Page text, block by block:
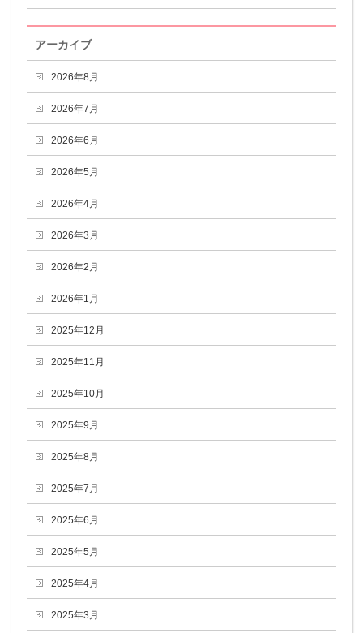
アーカイブ
2026年8月
2026年7月
2026年6月
2026年5月
2026年4月
2026年3月
2026年2月
2026年1月
2025年12月
2025年11月
2025年10月
2025年9月
2025年8月
2025年7月
2025年6月
2025年5月
2025年4月
2025年3月